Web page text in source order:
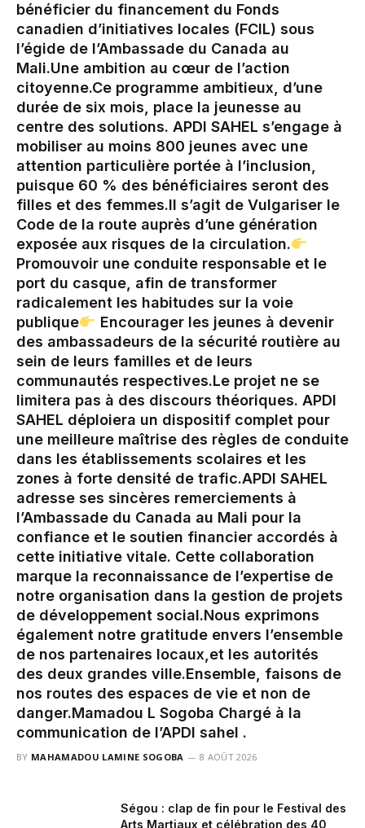
bénéficier du financement du Fonds
canadien d’initiatives locales (FCIL) sous
l’égide de l’Ambassade du Canada au
Mali.‎Une ambition au cœur de l’action
citoyenne.‎Ce programme ambitieux, d’une
durée de six mois, place la jeunesse au
centre des solutions. APDI SAHEL s’engage à
mobiliser au moins 800 jeunes avec une
attention particulière portée à l’inclusion,
puisque 60 % des bénéficiaires seront des
filles et des femmes.‎‎Il s’agit de Vulgariser le
Code de la route auprès d’une génération
exposée aux risques de la circulation.‎
Promouvoir une conduite responsable et le
port du casque, afin de transformer
radicalement les habitudes sur la voie
publique‎
Encourager les jeunes à devenir
des ambassadeurs de la sécurité routière au
sein de leurs familles et de leurs
communautés respectives.‎‎‎Le projet ne se
limitera pas à des discours théoriques. APDI
SAHEL déploiera un dispositif complet pour
une meilleure maîtrise des règles de conduite
dans les établissements scolaires et les
zones à forte densité de trafic.‎APDI SAHEL
adresse ses sincères remerciements à
l’Ambassade du Canada au Mali pour la
confiance et le soutien financier accordés à
cette initiative vitale. Cette collaboration
marque la reconnaissance de l’expertise de
notre organisation dans la gestion de projets
de développement social.‎‎Nous exprimons
également notre gratitude envers l’ensemble
de nos partenaires locaux,et les autorités
des deux grandes ville.‎Ensemble, faisons de
nos routes des espaces de vie et non de
danger.‎‎Mamadou L Sogoba Chargé à la
communication de l’APDI sahel .
BY MAHAMADOU LAMINE SOGOBA 8 AOÛT 2026
Ségou : clap de fin pour le Festival des
Arts Martiaux et célébration des 40